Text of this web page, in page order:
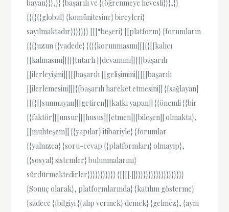
bayan}}},}} {başarılı ve {{öğrenmeye hevesli}}},}}
{{{{{{global} {komünitesine} bireyleri}
sayılmaktadır}}}}}}} [[[“beşeri} [[platform} {forumların
{{{{uzun {{vadede} {{{{korunmasını|[[{{[[kalıcı
[[kalmasını|[[[[tutarlı [[devamını|[[[[başarılı
[[ilerleyişini|[[[[başarılı [[gelişimini|[[[[başarılı
[[ilerlemesini|[[{{başarılı hareket etmesini]] {{sağlayan|
[[{{[[sunmayan|[[getiren|[[katkı yapan]] {{önemli {{bir
{{faktör|[[unsur|[[husus|[[etmen|[[bileşen]] olmakta},
[[muhteşem]] {{yapılar} itibariyle} {forumlar
{{yalnızca} {soru-cevap {{platformları} olmayıp},
{{sosyal} sistemler} bulunmalarını}
sürdürmektedirler}}}}}}}}}}} {[[[[.]]}}}}}}}}}}}}}}}}}}}
{Sonuç olarak}, platformlarında} {katılım gösterme}
{sadece {{bilgiyi {{alıp vermek} demek} {gelmez}, {aynı